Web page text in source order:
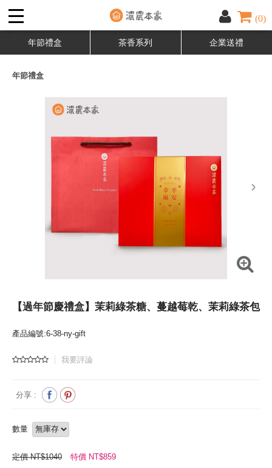
(0)
年節禮盒 茶香系列 企業送禮
年節禮盒
next
【過年節慶禮盒】茉莉綠茶糖、蔓越莓乾、茉莉綠茶包
產品編號:6-38-ny-gift
我要評論
分享 :
數量
定價 NT$1040 特價 NT$859